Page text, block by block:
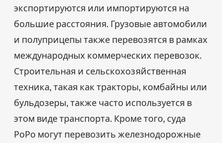
экспортируются или импортируются на
большие расстояния. Грузовые автомобили
и полуприцепы также перевозятся в рамках
международных коммерческих перевозок.
Строительная и сельскохозяйственная
техника, такая как тракторы, комбайны или
бульдозеры, также часто используется в
этом виде транспорта. Кроме того, суда
РоРо могут перевозить железнодорожные